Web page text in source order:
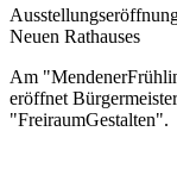
Neuen Rathauses
Am
eröffnet
"FreiraumGestalten".